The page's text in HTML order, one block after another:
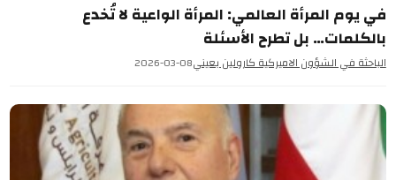
في يوم المرأة العالمي: المرأة الواعية لا تُخدع
بالكلمات… بل تطرح الأسئلة
الباحثة في الشؤون الاميركية كارولين بعيني2026-03-08